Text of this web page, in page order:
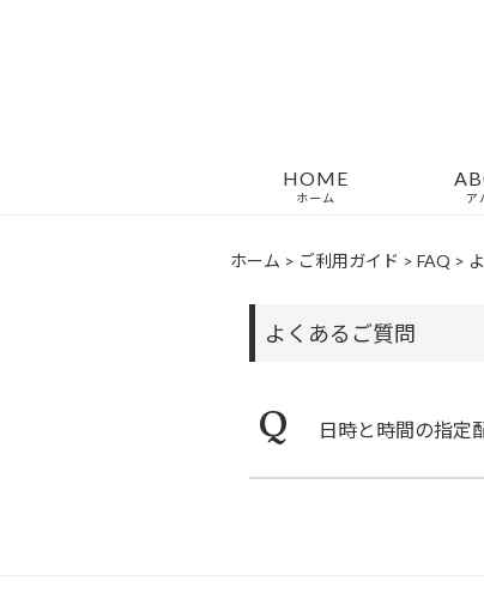
HOME
ホーム ア
ホーム > ご利用ガイド > FAQ >
よくあるご質問
Q 日時と時間の指定